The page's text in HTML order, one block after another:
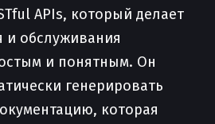
APIs, который делает
и обслуживания
и понятным. Он
генерировать
которая